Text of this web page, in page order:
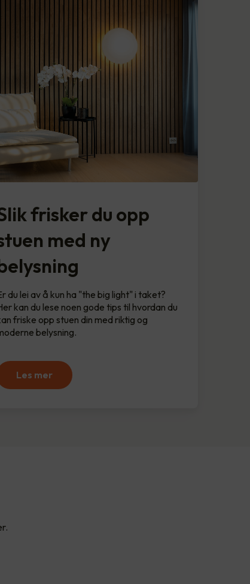
frisker du opp
med ny
du lei av å kun ha "the big light" i taket?
kan du lese noen gode tips til hvordan du
friske opp stuen din med riktig og
belysning.
Les mer